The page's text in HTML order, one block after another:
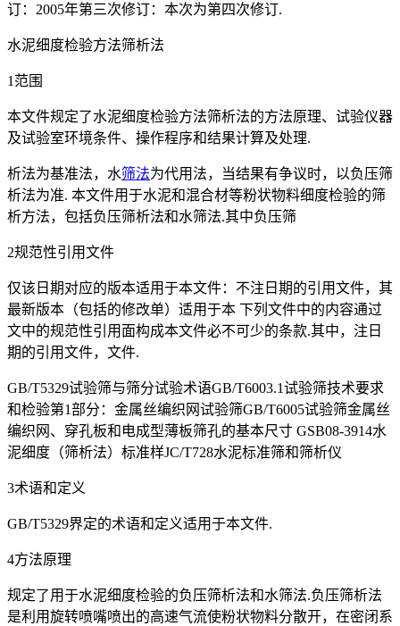
订：2005年第三次修订：本次为第四次修订.
水泥细度检验方法筛析法
1范围
本文件规定了水泥细度检验方法筛析法的方法原理、试验仪器
及试验室环境条件、操作程序和结果计算及处理.
析法为基准法，水筛法为代用法，当结果有争议时，以负压筛
析法为准. 本文件用于水泥和混合材等粉状物料细度检验的筛
析方法，包括负压筛析法和水筛法.其中负压筛
2规范性引用文件
仅该日期对应的版本适用于本文件：不注日期的引用文件，其
最新版本（包括的修改单）适用于本 下列文件中的内容通过
文中的规范性引用面构成本文件必不可少的条款.其中，注日
期的引用文件，文件.
GB/T5329试验筛与筛分试验术语GB/T6003.1试验筛技术要求
和检验第1部分：金属丝编织网试验筛GB/T6005试验筛金属丝
编织网、穿孔板和电成型薄板筛孔的基本尺寸 GSB08-3914水
泥细度（筛析法）标准样JC/T728水泥标准筛和筛析仪
3术语和定义
GB/T5329界定的术语和定义适用于本文件.
4方法原理
规定了用于水泥细度检验的负压筛析法和水筛法.负压筛析法
是利用旋转喷嘴喷出的高速气流使粉状物料分散开，在密闭系